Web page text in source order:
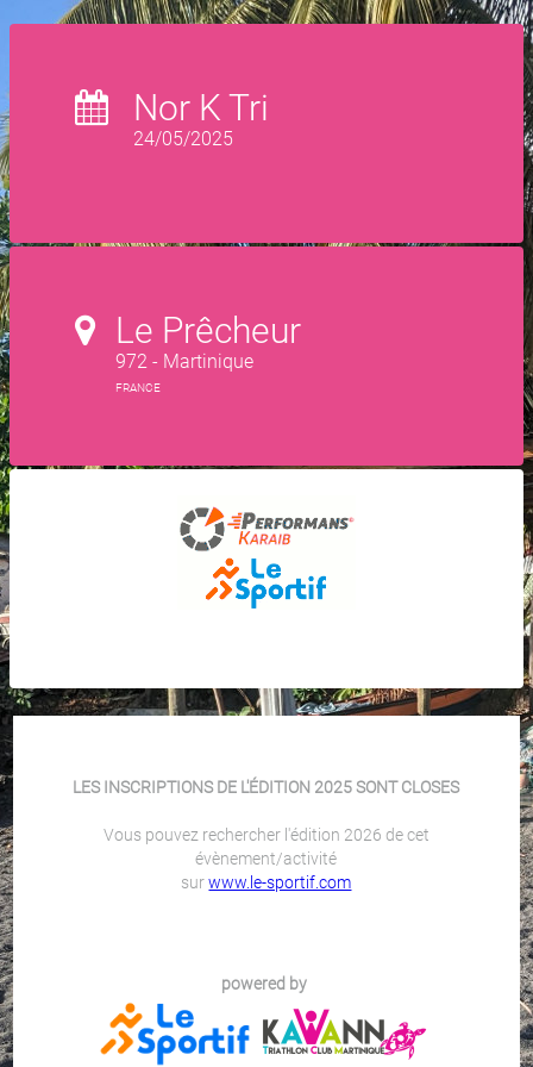
Nor K Tri
24/05/2025
Le Prêcheur
972 - Martinique
FRANCE
LES INSCRIPTIONS DE L'ÉDITION 2025 SONT CLOSES
Vous pouvez rechercher l'édition 2026 de cet
évènement/activité
surwww.le-sportif.com
powered by